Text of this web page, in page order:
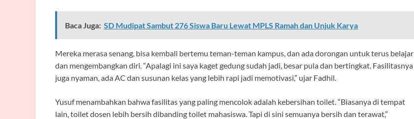
Baca Juga: SD Mudipat Sambut 276 Siswa Baru Lewat MPLS Ramah dan Unjuk Karya
Mereka merasa senang, bisa kembali bertemu teman-teman kampus, dan ada dorongan untuk terus belajar
dan mengembangkan diri. “Apalagi ini saya kaget gedung sudah jadi, besar pula dan bertingkat. Fasilitasnya
juga nyaman, ada AC dan susunan kelas yang lebih rapi jadi memotivasi,” ujar Fadhil.
Yusuf menambahkan bahwa fasilitas yang paling mencolok adalah kebersihan toilet. “Biasanya di tempat
lain, toilet dosen lebih bersih dibanding toilet mahasiswa. Tapi di sini semuanya bersih dan terawat,”